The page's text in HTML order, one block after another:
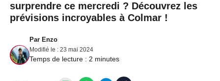
surprendre ce mercredi ? Découvrez les
prévisions incroyables à Colmar !
Par Enzo
Modifié le : 23 mai 2024
Temps de lecture : 2 minutes